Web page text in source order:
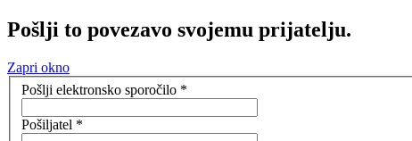
Pošlji to povezavo svojemu prijatelju.
Zapri okno
Pošlji elektronsko sporočilo *
Pošiljatel *